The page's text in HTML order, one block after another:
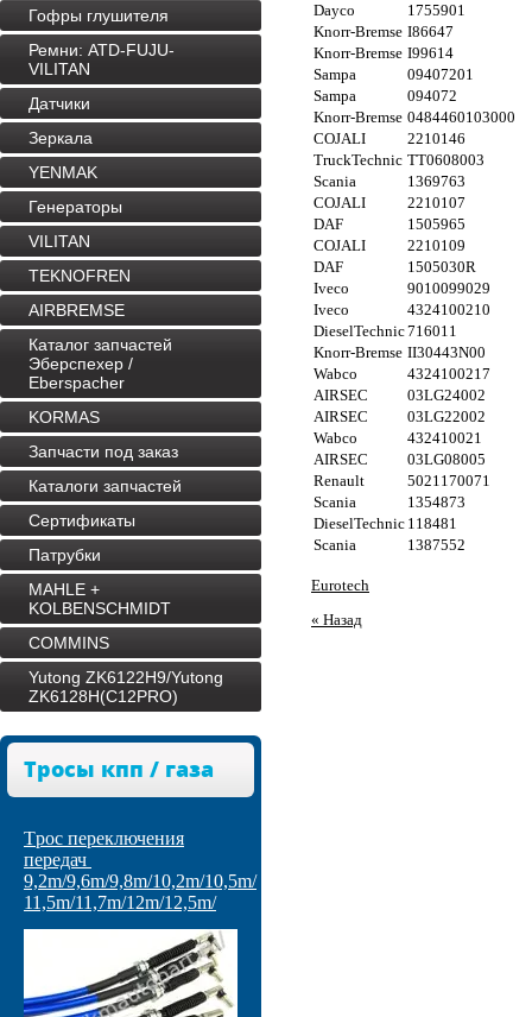
Dayco
1755901
Knorr-Bremse I86647
Knorr-Bremse I99614
Sampa
09407201
Sampa
094072
Knorr-Bremse 0484460103000
COJALI
2210146
TruckTechnic TT0608003
Scania
1369763
COJALI
2210107
DAF
1505965
COJALI
2210109
DAF
1505030R
Iveco
9010099029
Iveco
4324100210
DieselTechnic716011
Knorr-Bremse II30443N00
Wabco
4324100217
AIRSEC
03LG24002
AIRSEC
03LG22002
Wabco
432410021
AIRSEC
03LG08005
Renault
5021170071
Scania
1354873
DieselTechnic 118481
Scania
1387552
Eurotech
« Назад
Гофры глушителя
Ремни: ATD-FUJU-
VILITAN
Датчики
Зеркала
YENMAK
Генераторы
VILITAN
TEKNOFREN
AIRBREMSE
Каталог запчастей
Эберспехер /
Eberspacher
KORMAS
Запчасти под заказ
Каталоги запчастей
Сертификаты
Патрубки
MAHLE +
KOLBENSCHMIDT
COMMINS
Yutong ZK6122H9/Yutong
ZK6128H(C12PRO)
Тросы кпп / газа
Tрос переключения
передач
9,2m/9,6m/9,8m/10,2m/10,5m/
11,5m/11,7m/12m/12,5m/